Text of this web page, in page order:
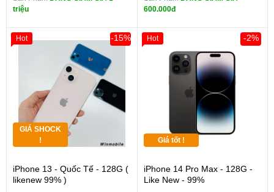
triệu
600.000đ
GIÁ SHOCK
!
iPhone 13 - Quốc Tế - 128G (
likenew 99% )
-15%
Hot
Giá tốt !
iPhone 14 Pro Max - 128G -
Like New - 99%
-2%
Hot